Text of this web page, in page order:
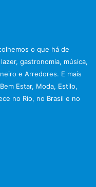
de janeiro
hoje
janeiro
o que há de
gastronomia, música,
e Arredores. E mais
Estar, Moda, Estilo,
no Rio, no Brasil e no